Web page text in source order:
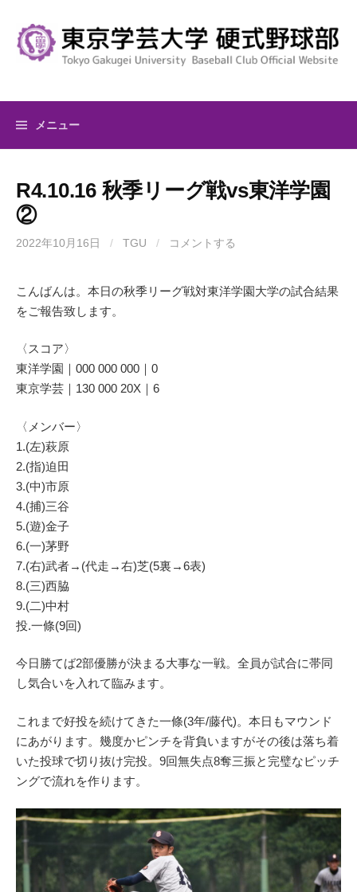
キ
メニュー
R4.10.16 秋季リーグ戦vs東洋学園
②
2022年10月16日 / TGU / コメントする
こんばんは。本日の秋季リーグ戦対東洋学園大学の試合結果
をご報告致します。
〈スコア〉
東洋学園｜000 000 000｜0
東京学芸｜130 000 20X｜6
〈メンバー〉
1.(左)萩原
2.(指)迫田
3.(中)市原
4.(捕)三谷
5.(遊)金子
6.(一)茅野
7.(右)武者→(代走→右)芝(5裏→6表)
8.(三)西脇
9.(二)中村
投.一條(9回)
今日勝てば2部優勝が決まる大事な一戦。全員が試合に帯同
し気合いを入れて臨みます。
これまで好投を続けてきた一條(3年/藤代)。本日もマウンド
にあがります。幾度かピンチを背負いますがその後は落ち着
いた投球で切り抜け完投。9回無失点8奪三振と完璧なピッチ
ングで流れを作ります。